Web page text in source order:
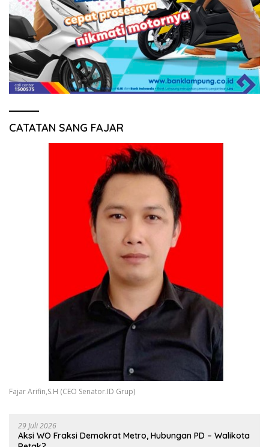
CATATAN SANG FAJAR
Fajar Arifin,S.H (CEO Senator.ID Grup)
29 Juli 2026
Aksi WO Fraksi Demokrat Metro, Hubungan PD – Walikota